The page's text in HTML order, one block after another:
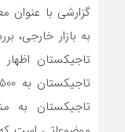
گزارشی با عنوان
به بازار
تاجیکستان
تاجیکستان به